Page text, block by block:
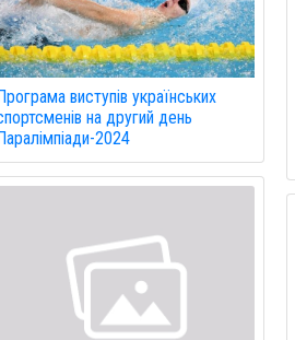
виступів українських
на другий день
2024